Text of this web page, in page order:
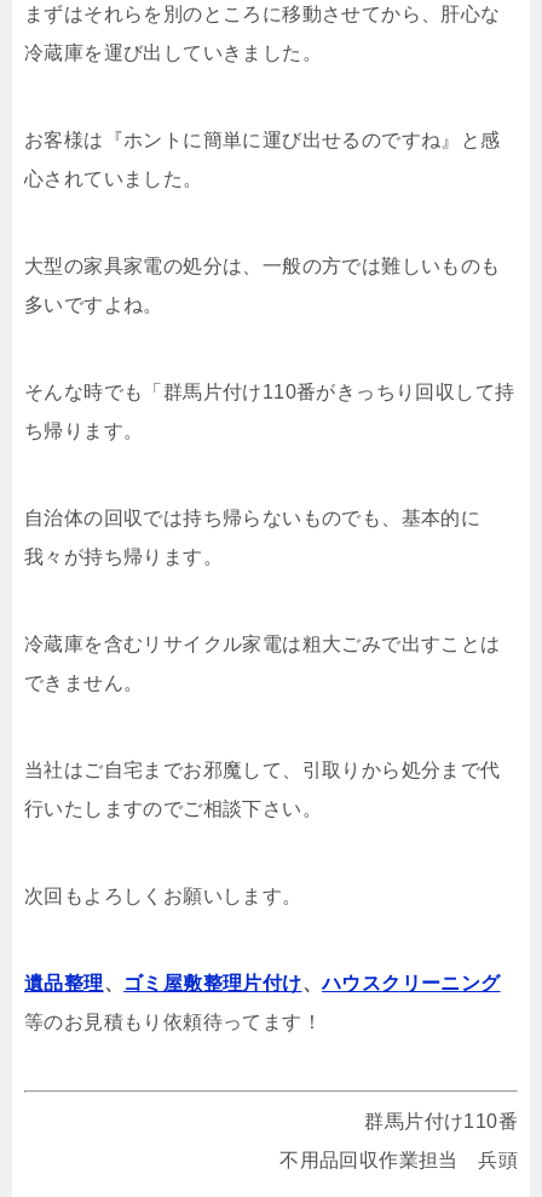
まずはそれらを別のところに移動させてから、肝心な
冷蔵庫を運び出していきました。
お客様は『ホントに簡単に運び出せるのですね』と感
心されていました。
大型の家具家電の処分は、一般の方では難しいものも
多いですよね。
そんな時でも「群馬片付け110番がきっちり回収して持
ち帰ります。
自治体の回収では持ち帰らないものでも、基本的に
我々が持ち帰ります。
冷蔵庫を含むリサイクル家電は粗大ごみで出すことは
できません。
当社はご自宅までお邪魔して、引取りから処分まで代
行いたしますのでご相談下さい。
次回もよろしくお願いします。
遺品整理、 ゴミ屋敷整理片付け、ハウスクリーニング
等のお見積もり依頼待ってます！
群馬片付け110番
不用品回収作業担当 兵頭